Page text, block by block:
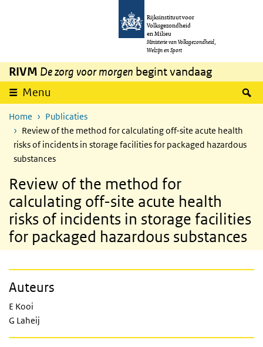
Overslaan en naar de inhoud gaan
Rijksinstituut voor
Volksgezondheid
en Milieu
Ministerie van Volksgezondheid,
Welzijn en Sport
RIVM De zorg voor morgen begint vandaag
Menu
Home
Publicaties
Review of the method for calculating off-site acute health
risks of incidents in storage facilities for packaged hazardous
substances
Review of the method for
calculating off-site acute health
risks of incidents in storage facilities
for packaged hazardous substances
Auteurs
E Kooi
G Laheij